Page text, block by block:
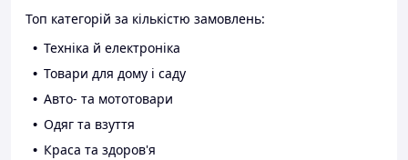
Топ категорій за кількістю замовлень:
Техніка й електроніка
Товари для дому і саду
Авто- та мототовари
Одяг та взуття
Краса та здоров'я